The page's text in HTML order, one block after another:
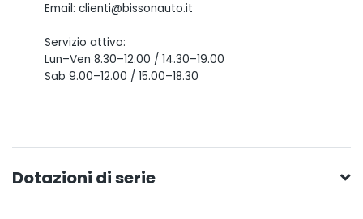
Email: clienti@bissonauto.it
Servizio attivo:
Lun–Ven 8.30–12.00 / 14.30–19.00
Sab 9.00–12.00 / 15.00–18.30
Dotazioni di serie